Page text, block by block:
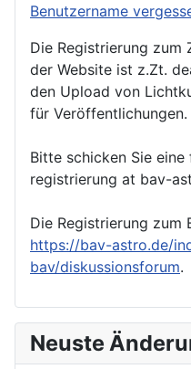
Benutzername
Die Registrierung
der Website ist z.Zt.
den Upload von
für Veröffentlichungen.
Bitte schicken Sie
registrierung at bav-
Die Registrierung zum
https://bav-astro.de/
bav/diskussionsforum.
Neuste